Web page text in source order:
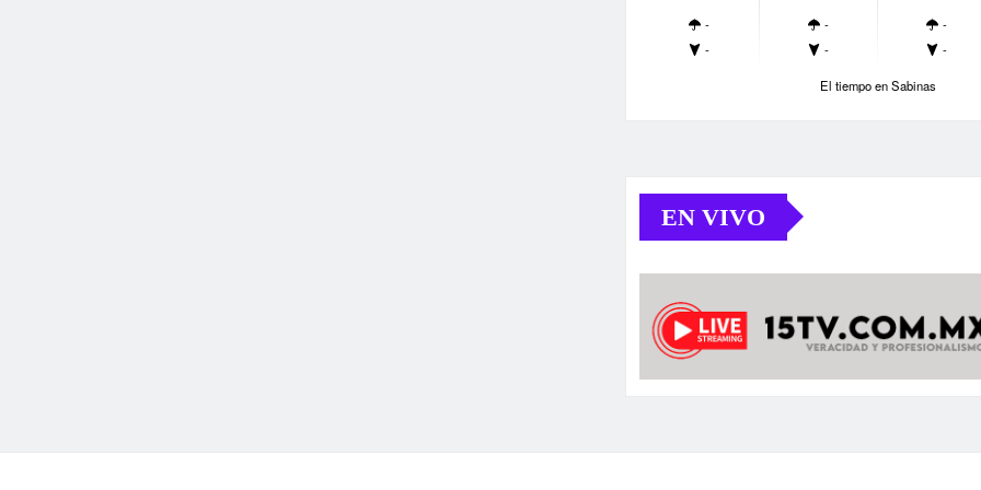
-
-
-
-
-
-
El tiempo en Sabinas
EN VIVO